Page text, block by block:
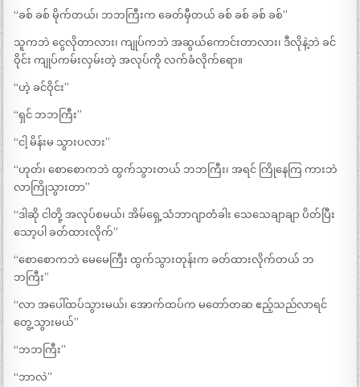
“ခစ် ခစ် မိုက်တယ်၊ ဘဘကြီးက ခေတ်မှီတယ် ခစ် ခစ် ခစ် ခစ်”
သူကဘဲ ငွေလိုတာလား၊ ကျုပ်ကဘဲ အဆွယ်ကောင်းတာလား၊ ဒီလိုနဲ့ဘဲ ခင်
ဝိုင်း ကျုပ်ကမ်းလှမ်းတဲ့ အလုပ်ကို လက်ခံလိုက်ရော။
“ဟဲ့ ခင်ဝိုင်း”
“ရှင် ဘဘကြီး”
“ငါ့ မိန်းမ သွားပလား”
“ဟုတ်၊ စောစောကဘဲ ထွက်သွားတယ် ဘဘကြီး၊ အရင် ကြိုနေကြ ကားဘဲ
လာကြိုသွားတာ”
“ဒါဆို ငါတို့ အလုပ်စမယ်၊ အိမ်ရှေ့သံဘာဂျာတံခါး သေသေချာချာ ပိတ်ပြီး
သော့ပါ ခတ်ထားလိုက်”
“စောစောကဘဲ မေမေကြီး ထွက်သွားတုန်းက ခတ်ထားလိုက်တယ် ဘ
ဘကြီး”
“လာ အပေါ်ထပ်သွားမယ်၊ အောက်ထပ်က မတော်တဆ ဧည့်သည်လာရင်
တွေ့သွားမယ်”
“ဘဘကြီး”
“ဘာလဲ”